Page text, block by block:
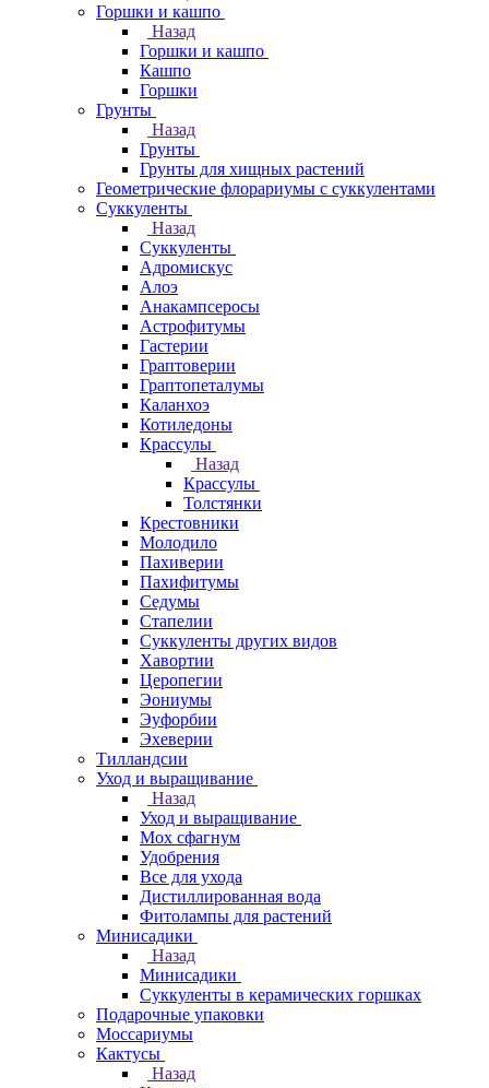
Горшки и кашпо
Назад
Горшки и кашпо
Кашпо
Горшки
Грунты
Назад
Грунты
Грунты для хищных растений
Геометрические флорариумы с суккулентами
Суккуленты
Назад
Суккуленты
Адромискус
Алоэ
Анакампсеросы
Астрофитумы
Гастерии
Граптоверии
Граптопеталумы
Каланхоэ
Котиледоны
Крассулы
Назад
Крассулы
Толстянки
Крестовники
Молодило
Пахиверии
Пахифитумы
Седумы
Стапелии
Суккуленты других видов
Хавортии
Церопегии
Эониумы
Эуфорбии
Эхеверии
Тилландсии
Уход и выращивание
Назад
Уход и выращивание
Мох сфагнум
Удобрения
Все для ухода
Дистиллированная вода
Фитолампы для растений
Минисадики
Назад
Минисадики
Суккуленты в керамических горшках
Подарочные упаковки
Моссариумы
Кактусы
Назад